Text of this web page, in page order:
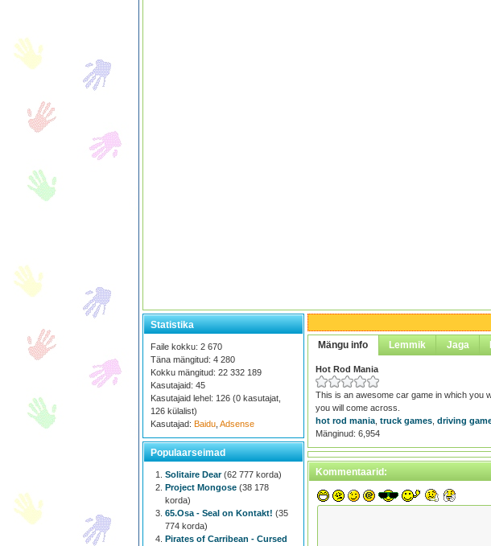
Mängu info Lemmik Jaga
Hot Rod Mania
This is an awesome car game in which you
you will come across.
hot rod mania truck games driving
Mänginud: 6,954
Kommentaarid:
Statistika
Faile kokku: 2 670
Täna mängitud: 4 280
Kokku mängitud: 22 332 189
Kasutajaid: 45
Kasutajaid lehel: 126 (0 kasutajat,
126 külalist)
Kasutajad: Baidu Adsense
Populaarseimad
Solitaire Dear(62 777 korda)
Project Mongose (38 178
korda)
65.Osa - Seal on Kontakt! (35
774 korda)
Pirates of Carribean - Cursed